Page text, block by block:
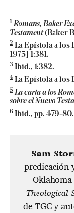
1 Romans, Baker
Testament(Baker
2 La Epístola a los
1975] 1:381.
3 Ibid., 1:382.
4 La Epístola a los
5 La carta a los
sobre el Nuevo
6 Ibid., pp. 479-80.
​Sam
predicación
Theological
de TGC y